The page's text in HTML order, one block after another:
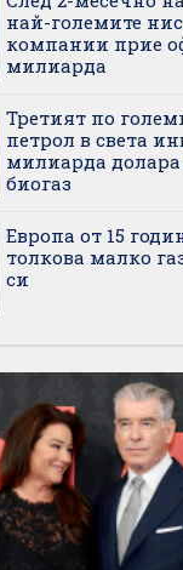
най-големите
компании прие
милиарда
Третият по
петрол в света
милиарда долара
биогаз
Европа от 15
толкова малко
си